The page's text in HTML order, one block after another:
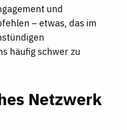
und
– etwas, das im
häufig schwer zu
Netzwerk